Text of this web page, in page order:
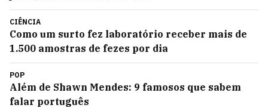
CIÊNCIA
Como um surto fez laboratório receber mais de
1.500 amostras de fezes por dia
POP
Além de Shawn Mendes: 9 famosos que sabem
falar português